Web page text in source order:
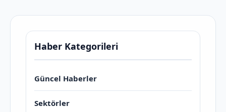
Haber Kategorileri
Güncel Haberler
Sektörler